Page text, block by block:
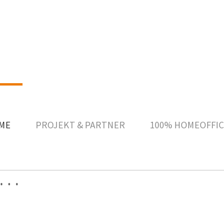
PROJEKT & PARTNER 100%